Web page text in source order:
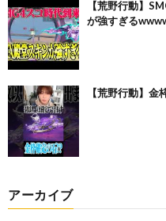
【荒野行動】
が強すぎる
【荒野行動】
アーカイブ